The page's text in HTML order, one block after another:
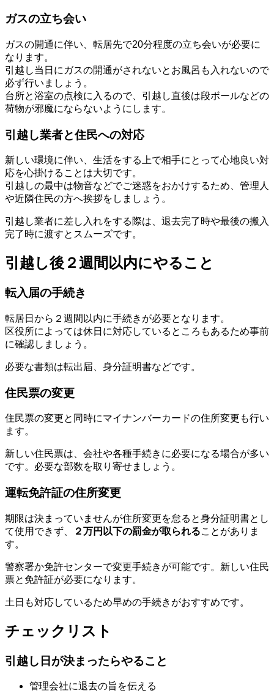
ガスの立ち会い
ガスの開通に伴い、転居先で20分程度の立ち会いが必要に
なります。
引越し当日にガスの開通がされないとお風呂も入れないので
必ず行いましょう。
台所と浴室の点検に入るので、引越し直後は段ボールなどの
荷物が邪魔にならないようにします。
引越し業者と住民への対応
新しい環境に伴い、生活をする上で相手にとって心地良い対
応を心掛けることは大切です。
引越しの最中は物音などでご迷惑をおかけするため、管理人
や近隣住民の方へ挨拶をしましょう。
引越し業者に差し入れをする際は、退去完了時や最後の搬入
完了時に渡すとスムーズです。
引越し後２週間以内にやること
転入届の手続き
転居日から２週間以内に手続きが必要となります。
区役所によっては休日に対応しているところもあるため事前
に確認しましょう。
必要な書類は転出届、身分証明書などです。
住民票の変更
住民票の変更と同時にマイナンバーカードの住所変更も行い
ます。
新しい住民票は、会社や各種手続きに必要になる場合が多い
です。必要な部数を取り寄せましょう。
運転免許証の住所変更
期限は決まっていませんが住所変更を怠ると身分証明書とし
て使用できず、
２万円以下の罰金が取られることがありま
す。
警察署か免許センターで変更手続きが可能です。新しい住民
票と免許証が必要になります。
土日も対応しているため早めの手続きがおすすめです。
チェックリスト
引越し日が決まったらやること
管理会社に退去の旨を伝える